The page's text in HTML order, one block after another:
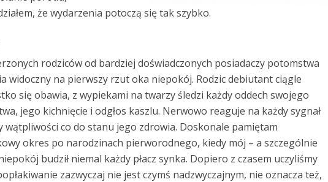
że wydarzenia potoczą się tak szybko.
rodziców od bardziej doświadczonych posiadaczy potomstwa
widoczny na pierwszy rzut oka niepokój. Rodzic debiutant ciągle
się obawia, z wypiekami na twarzy śledzi każdy oddech swojego
jego kichnięcie i odgłos kaszlu. Nerwowo reaguje na każdy sygnał
wątpliwości co do stanu jego zdrowia. Doskonale pamiętam
okres po narodzinach pierworodnego, kiedy mój – a szczególnie
budził niemal każdy płacz synka. Dopiero z czasem uczyliśmy
zazwyczaj nie jest czymś nadzwyczajnym, nie oznacza też,